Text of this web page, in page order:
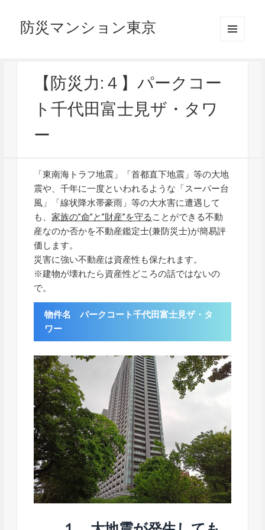
防災マンション東京
【防災力:４】パークコー
ト千代田富士見ザ・タワ
ー
「東南海トラフ地震」「首都直下地震」等の大地
震や、千年に一度といわれるような「スーパー台
風」「線状降水帯豪雨」等の大水害に遭遇して
も、家族の”命”と”財産”を守る ことができる不動
産なのか否かを不動産鑑定士(兼防災士)が簡易評
価します。
災害に強い不動産は資産性も保たれます。
※建物が壊れたら資産性どころの話ではないの
で。
物件名 パークコート千代田富士見ザ・タ
ワー